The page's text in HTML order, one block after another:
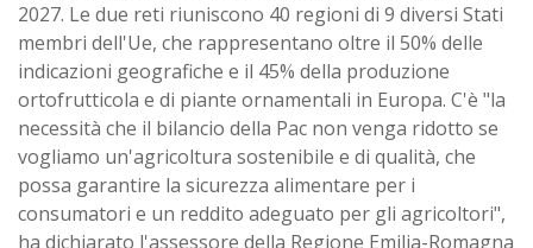
2027. Le due reti riuniscono 40 regioni di 9 diversi Stati
membri dell'Ue, che rappresentano oltre il 50% delle
indicazioni geografiche e il 45% della produzione
ortofrutticola e di piante ornamentali in Europa. C'è "la
necessità che il bilancio della Pac non venga ridotto se
vogliamo un'agricoltura sostenibile e di qualità, che
possa garantire la sicurezza alimentare per i
consumatori e un reddito adeguato per gli agricoltori",
ha dichiarato l'assessore della Regione Emilia-Romagna